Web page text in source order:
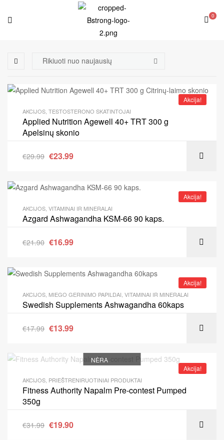
0
Akcija!
AKCIJOS TESTOSTERONO SKATINTOJAI
Applied Nutrition Agewell 40+ TRT 300 g
Apelsinų skonio
€29.99 €23.99
Akcija!
AKCIJOS VITAMINAI IR MINERALAI
Azgard Ashwagandha KSM-66 90 kaps.
€21.90 €16.99
Akcija!
AKCIJOS MIEGO GERINIMO PAPILDAI VITAMINAI IR MINERALAI
Swedish Supplements Ashwagandha 60kaps
€17.99 €13.99
Akcija!
NĖRA
AKCIJOS, PRIEŠTRENIRUOTINIAI PRODUKTAI
Fitness Authority Napalm Pre-contest Pumped
350g
€31.99 €19.90